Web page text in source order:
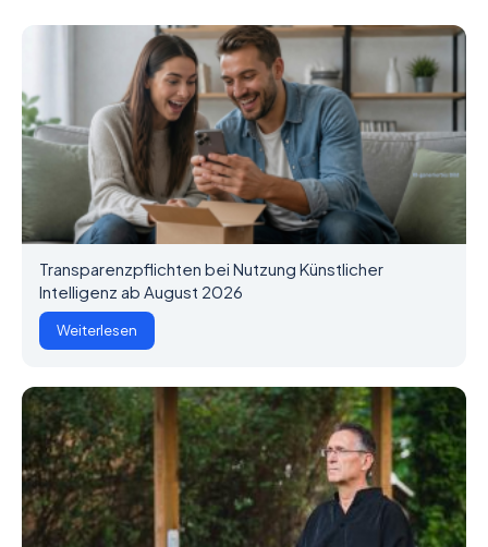
Transparenzpflichten bei Nutzung Künstlicher
Intelligenz ab August 2026
Weiterlesen